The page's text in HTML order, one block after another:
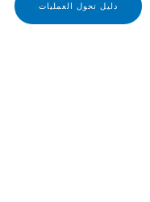
دليل تحول العمليات